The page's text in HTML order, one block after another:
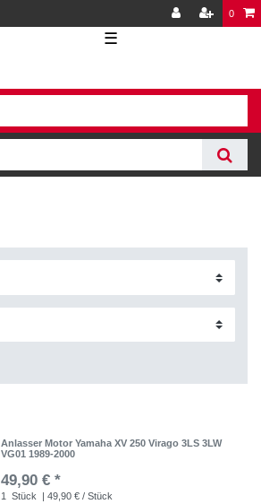
0
☰
Anlasser Motor Yamaha XV 250 Virago 3LS 3LW
VG01 1989-2000
49,90 € *
1 Stück
| 49,90 € / Stück